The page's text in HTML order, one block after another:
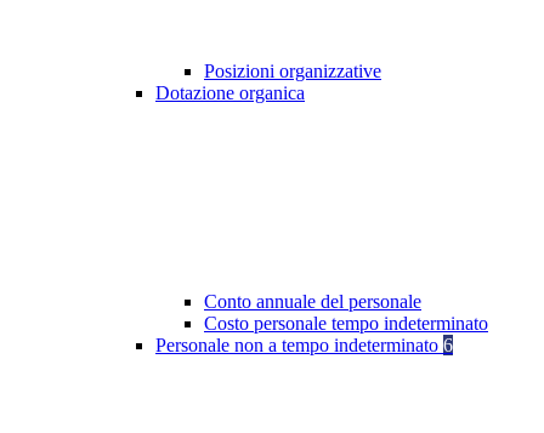
Posizioni organizzative
Dotazione organica
Conto annuale del personale
Costo personale tempo indeterminato
Personale non a tempo indeterminato 6